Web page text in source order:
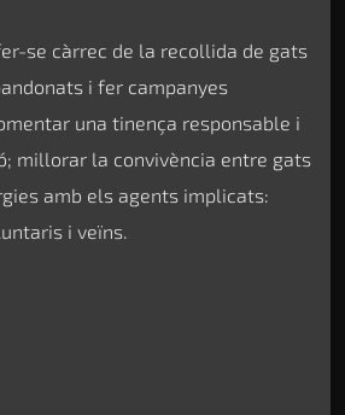
se càrrec de la recollida de gats
i fer campanyes
una tinença responsable i
millorar la convivència entre gats
amb els agents implicats:
i veïns.